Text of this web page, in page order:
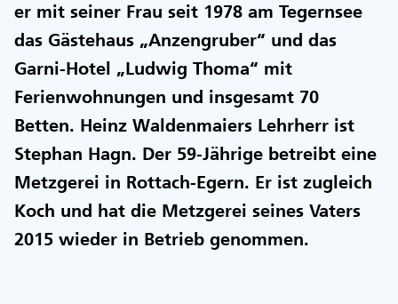
er mit seiner Frau seit 1978 am Tegernsee
das Gästehaus „Anzengruber“ und das
Garni-Hotel „Ludwig Thoma“ mit
Ferienwohnungen und insgesamt 70
Betten. Heinz Waldenmaiers Lehrherr ist
Stephan Hagn. Der 59-Jährige betreibt eine
Metzgerei in Rottach-Egern. Er ist zugleich
Koch und hat die Metzgerei seines Vaters
2015 wieder in Betrieb genommen.